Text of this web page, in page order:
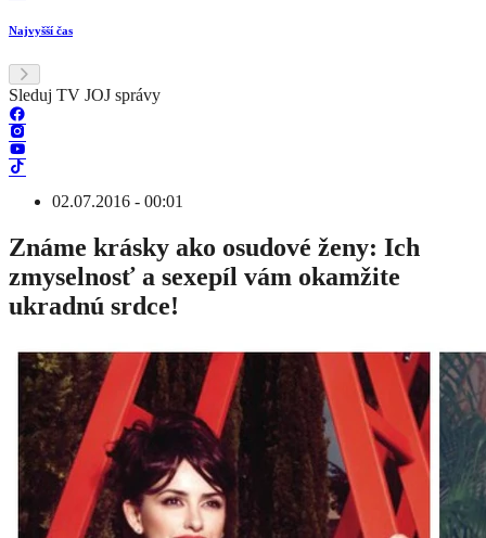
Najvyšší čas
Sleduj TV JOJ správy
02.07.2016 - 00:01
Známe krásky ako osudové ženy: Ich
zmyselnosť a sexepíl vám okamžite
ukradnú srdce!